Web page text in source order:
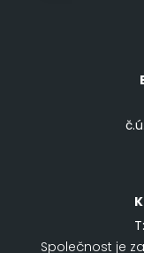
T:
Společnost je